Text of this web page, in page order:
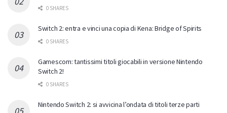
0 SHARES
Switch 2: entra e vinci una copia di Kena: Bridge of Spirits
0 SHARES
Gamescom: tantissimi titoli giocabili in versione Nintendo
Switch 2!
0 SHARES
Nintendo Switch 2: si avvicina l’ondata di titoli terze parti